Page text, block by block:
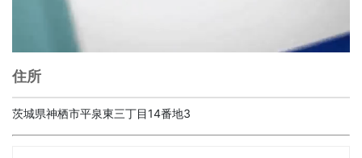
住所
茨城県神栖市平泉東三丁目14番地3